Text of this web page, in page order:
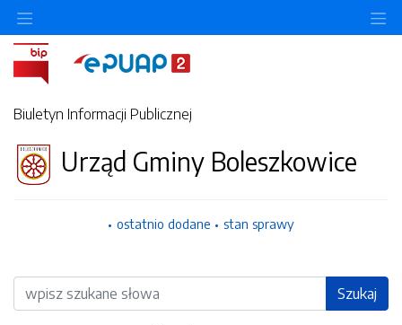
Biuletyn Informacji Publicznej
Urząd Gminy Boleszkowice
ostatnio dodane stan sprawy
Wyszukiwarka Szukaj